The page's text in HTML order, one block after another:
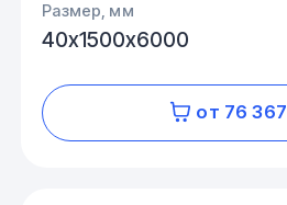
Размер, мм
40х1500х6000
от 76